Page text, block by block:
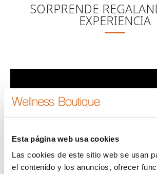
Esta página web usa cookies
Las cookies de este sitio web se usan
el contenido y los anuncios, ofrecer
SORPRENDE
EXPERIENCIA